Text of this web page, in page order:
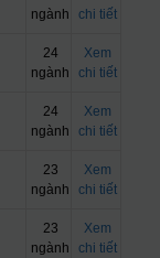
ngành
chi tiết
24
ngành
Xem
chi tiết
24
ngành
Xem
chi tiết
23
ngành
Xem
chi tiết
23
ngành
Xem
chi tiết